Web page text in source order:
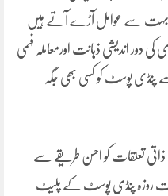
بہت سے عوامل آڑے آتے ہیں
دور اندیشی ذہانت اورمعاملہ فہمی
پنڈی پوسٹ کو کسی بھی جگہ
تعلقات کو احسن طریقے سے
روزہ پنڈی پوسٹ کے پلیٹ